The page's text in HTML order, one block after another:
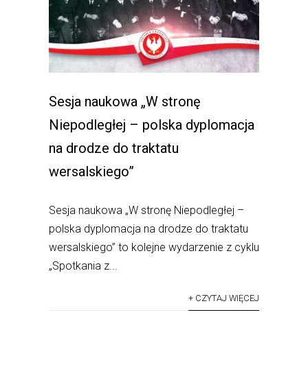
Sesja naukowa „W stronę
Niepodległej – polska dyplomacja
na drodze do traktatu
wersalskiego”
Sesja naukowa „W stronę Niepodległej –
polska dyplomacja na drodze do traktatu
wersalskiego” to kolejne wydarzenie z cyklu
„Spotkania z...
+ CZYTAJ WIĘCEJ